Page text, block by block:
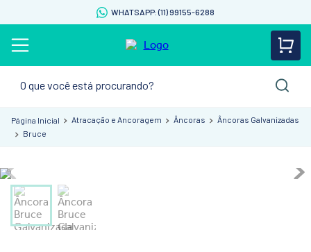
WHATSAPP: (11) 99155-6288
Atracação e Ancoragem Âncoras
Âncoras Galvanizadas
Bruce